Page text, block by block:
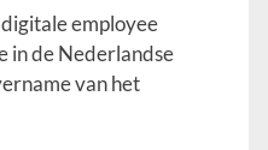
digitale employee
in de Nederlandse
van het